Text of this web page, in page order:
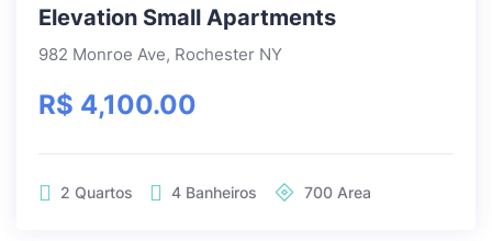
Elevation Small Apartments
982 Monroe Ave, Rochester NY
R$ 4,100.00
2 Quartos 4 Banheiros 700 Area